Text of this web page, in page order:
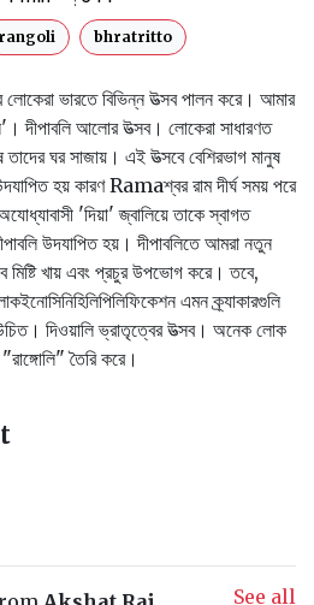
rangoli bhratritto
লোকেরা ভারতে বিভিন্ন উত্সব পালন করে। আমার
দীপাবলি আলোর উত্সব। লোকেরা সাধারণত
ঘর সাজায়। এই উত্সবে বেশিরভাগ মানুষ
হয় কারণ Ramaশ্বর রাম দীর্ঘ সময় পরে
'দিয়া' জ্বালিয়ে তাকে স্বাগত
উদযাপিত হয়। দীপাবলিতে আমরা নতুন
মিষ্টি খায় এবং প্রচুর উপভোগ করে। তবে,
এমন ক্র্যাকারগুলি
উচিত। দিওয়ালি ভ্রাতৃত্বের উত্সব। অনেক লোক
তৈরি করে।
See all